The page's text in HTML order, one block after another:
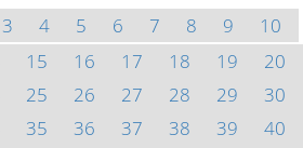
3 4 5 6 7 8 9
10
15 16 17 18 19
20
25 26 27 28 29
30
35 36 37 38 39
40